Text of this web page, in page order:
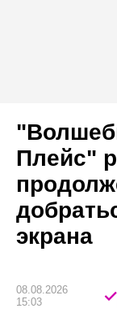
Плейс"
экрана
08.08.2026
15:03